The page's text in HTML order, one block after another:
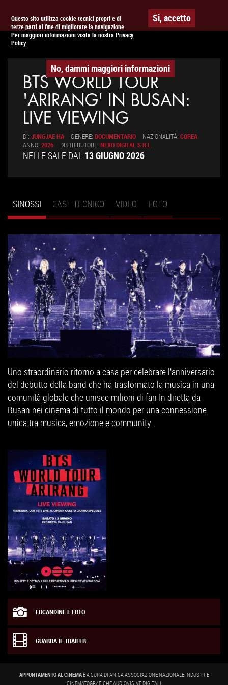
Questo sito utilizza cookie tecnici propri e di
terze parti al fine di migliorare la navigazione.
Per maggiori informazioni visita la nostra Privacy
Policy.
Si, accetto
No, dammi maggiori informazioni
APPUNTAMENTO AL CINEMA
BTS WORLD TOUR
'ARIRANG' IN BUSAN:
LIVE VIEWING
DI: JUNGJAE HA GENERE: DOCUMENTARIO NAZIONALITÀ: COREA
ANNO: 2026 DISTRIBUTORE: NEXO DIGITAL S.R.L.
NELLE SALE DAL 13 GIUGNO 2026
Schede primarie
SINOSSI (SCHEDA
ATTIVA)
CAST TECNICO VIDEO FOTO
Uno straordinario ritorno a casa per celebrare l’anniversario
del debutto della band che ha trasformato la musica in una
comunità globale che unisce milioni di fan In diretta da
Busan nei cinema di tutto il mondo per una connessione
unica tra musica, emozione e community.
LOCANDINE E FOTO
GUARDA IL TRAILER
APPUNTAMENTO AL CINEMAÈ A CURA DI ANICA ASSOCIAZIONE NAZIONALE INDUSTRIE
CINEMATOGRAFICHE AUDIOVISIVE DIGITALI